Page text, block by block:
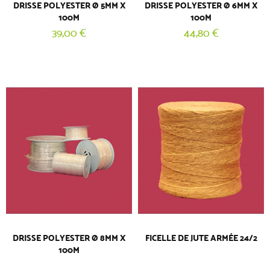
DRISSE POLYESTER Ø 5MM X
100M
39,00 €
DRISSE POLYESTER Ø 6MM X
100M
44,80 €
DRISSE POLYESTER Ø 8MM X
100M
FICELLE DE JUTE ARMÉE 24/2